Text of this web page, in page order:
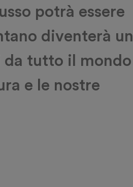
potrà essere
diventerà un
da tutto il mondo
e le nostre